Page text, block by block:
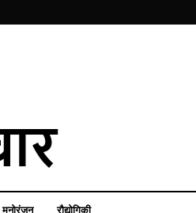
मनोरंजन रौद्योगिकी